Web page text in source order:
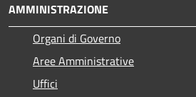
AMMINISTRAZIONE
Organi di Governo
Aree Amministrative
Uffici